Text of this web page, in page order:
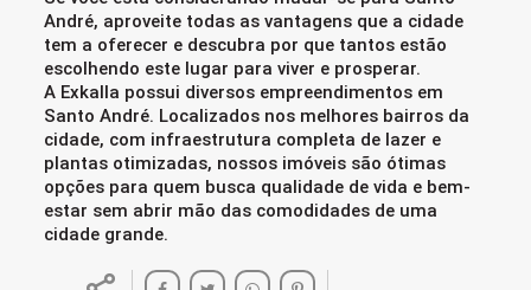
André, aproveite todas as vantagens que a cidade
tem a oferecer e descubra por que tantos estão
escolhendo este lugar para viver e prosperar.
A Exkalla possui diversos empreendimentos em
Santo André. Localizados nos melhores bairros da
cidade, com infraestrutura completa de lazer e
plantas otimizadas, nossos imóveis são ótimas
opções para quem busca qualidade de vida e bem-
estar sem abrir mão das comodidades de uma
cidade grande.